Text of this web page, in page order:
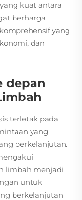
kuat antara
berharga
yang
dan
depan
terletak pada
yang
berkelanjutan.
limbah menjadi
untuk
berkelanjutan